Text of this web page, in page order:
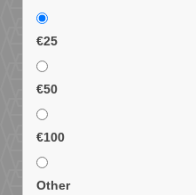
€25
€50
€100
Other